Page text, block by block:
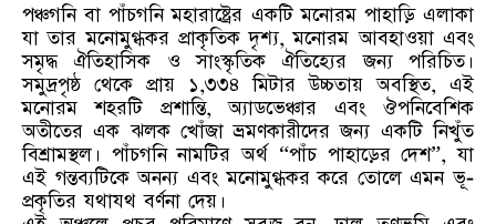
পঞ্চগনি বা পাঁচগনি মহারাষ্ট্রের একটি মনোরম পাহাড়ি এলাকা
যা তার মনোমুগ্ধকর প্রাকৃতিক দৃশ্য, মনোরম আবহাওয়া এবং
সমৃদ্ধ ঐতিহাসিক ও সাংস্কৃতিক ঐতিহ্যের জন্য পরিচিত।
সমুদ্রপৃষ্ঠ থেকে প্রায় ১,৩৩৪ মিটার উচ্চতায় অবস্থিত, এই
মনোরম শহরটি প্রশান্তি, অ্যাডভেঞ্চার এবং ঔপনিবেশিক
অতীতের এক ঝলক খোঁজা ভ্রমণকারীদের জন্য একটি নিখুঁত
বিশ্রামস্থল। পাঁচগনি নামটির অর্থ “পাঁচ পাহাড়ের দেশ”, যা
এই গন্তব্যটিকে অনন্য এবং মনোমুগ্ধকর করে তোলে এমন ভূ-
প্রকৃতির যথাযথ বর্ণনা দেয়।